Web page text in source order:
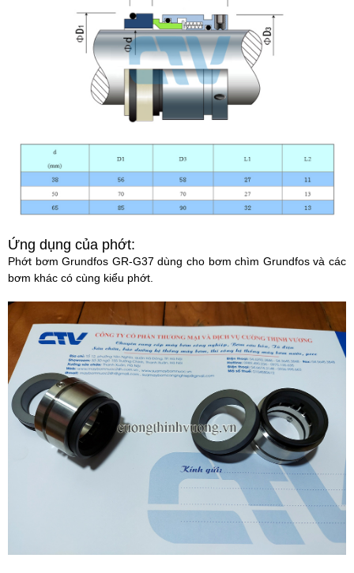
Ứng dụng của phớt:
Phớt bơm Grundfos GR-G37 dùng cho bơm chìm Grundfos và các
bơm khác có cùng kiểu phớt.